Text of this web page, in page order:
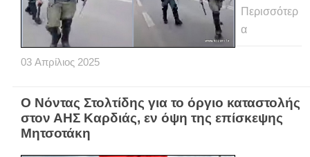
Περισσότερ
α
03 Απρίλιος 2025
Ο Νόντας Στολτίδης για το όργιο καταστολής
στον ΑΗΣ Καρδιάς, εν όψη της επίσκεψης
Μητσοτάκη